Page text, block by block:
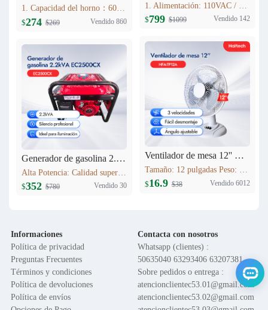
1. Capacidad del horno：60L 2. Acero Inoxidable 3. Lámpara de horno 4. Estufa de gas con 4 quemadores Estufas sin FFD : 2 * 1.75kWSemi-quemador rápido; 1 * 10kW quemador auxiliar; 1 * 3.0kW quemador rápido; 5. Soportes de sartén esmaltados
$274 $269 Vendido 860
Generador de gasolina 2.2kVA EC2500CX
Alta Potencia: Calidad superior. Máxima Estabilidad: AVR, protege equipos. Bajo Consumo: Ahorro >10%. Bajo Ruido: Silenciador industrial. Versátil: Hogar/obras/exteriores. Portátil: Ligero, fácil transporte.
$352 $780 Vendido 30
1. Alimentación: 110VAC / 60Hz 2. Sistema Libre de Escarcha (No Frost) 3. Tecnología inverter 4. Refrigerante Ecológico (R600a) 5. Flujo de Aire Tridimensional Indirecto (360°) con Temperatura Estable 6. Luz LED Interior de Bajo Consumo
$799 $1099 Vendido 142
Ventilador de mesa 12'' HFA-TP12A
Tamaño: 12 pulgadas Peso: 1.6 kg Voltaje: 120V 60HZ Material del motor: Cobre Función: Control de 3 velocidades; Oscilación; Inclinación vertical ajustable; Altura ajustable; Base en cruz; Rejilla de seguridad; Fácil montaje
$16.9 $38 Vendido 6012
Informaciones
Política de privacidad
Preguntas Frecuentes
Términos y condiciones
Política de devoluciones
Política de envíos
Contacta con nosotros
Whatsapp (clientes) :
50635040 63293406 63207381
Sobre pedidos o entrega :
atencionclientec53.01@gmail.com
atencionclientec53.02@gmail.com